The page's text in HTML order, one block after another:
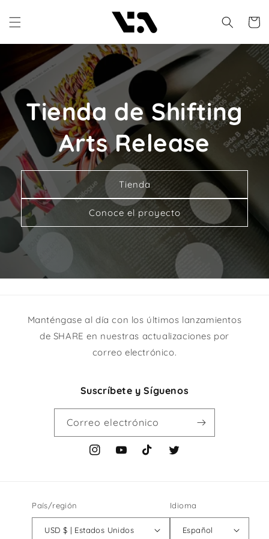
al contenido
Carrito
Tienda de Shifting
Arts Release
Tienda
Conoce el proyecto
Manténgase al día con los últimos lanzamientos
de SHARE en nuestras actualizaciones por
correo electrónico.
Suscríbete y Síguenos
Correo electrónico
InstagramYouTubeTikTok Twitter
País/región
USD $ | Estados Unidos
Idioma
Español